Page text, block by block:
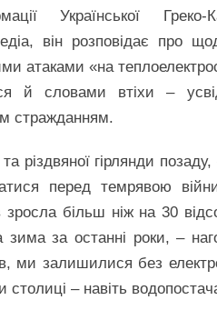
Української Греко-
він розповідає про
атаками «на
й словами втіхи –
стражданням.
різдвяної гірлянди
перед темрявою
більш ніж на 30
за останні роки, –
ми залишилися без
– навіть